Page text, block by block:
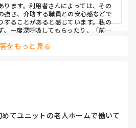
ります。利用者さんによっては、その
強さ、介助する職員との安心感などで
することがあると感じています。私の
、一度深呼吸してもらったり、「前に
れでも難しいときは、一人で抱え込ま
をもっと見る
てユニットの老人ホームで働いて